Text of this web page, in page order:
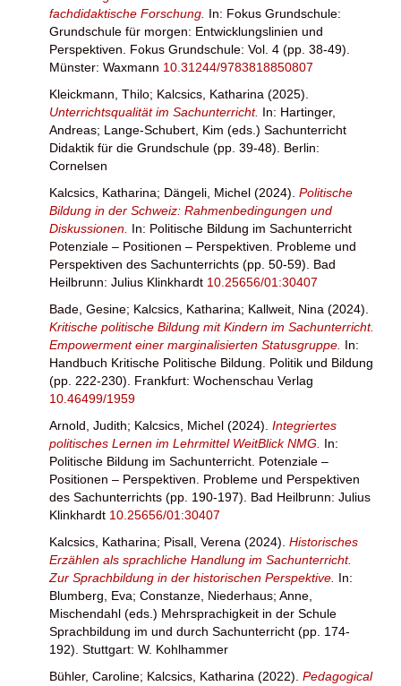
fachdidaktische Forschung. In: Fokus Grundschule:
Grundschule für morgen: Entwicklungslinien und
Perspektiven. Fokus Grundschule: Vol. 4 (pp. 38-49).
Münster: Waxmann 10.31244/9783818850807
Kleickmann, Thilo; Kalcsics, Katharina (2025).
Unterrichtsqualität im Sachunterricht. In: Hartinger,
Andreas; Lange-Schubert, Kim (eds.) Sachunterricht
Didaktik für die Grundschule (pp. 39-48). Berlin:
Cornelsen
Kalcsics, Katharina; Dängeli, Michel (2024). Politische
Bildung in der Schweiz: Rahmenbedingungen und
Diskussionen. In: Politische Bildung im Sachunterricht
Potenziale – Positionen – Perspektiven. Probleme und
Perspektiven des Sachunterrichts (pp. 50-59). Bad
Heilbrunn: Julius Klinkhardt 10.25656/01:30407
Bade, Gesine; Kalcsics, Katharina; Kallweit, Nina (2024).
Kritische politische Bildung mit Kindern im Sachunterricht.
Empowerment einer marginalisierten Statusgruppe. In:
Handbuch Kritische Politische Bildung. Politik und Bildung
(pp. 222-230). Frankfurt: Wochenschau Verlag
10.46499/1959
Arnold, Judith; Kalcsics, Michel (2024). Integriertes
politisches Lernen im Lehrmittel WeitBlick NMG. In:
Politische Bildung im Sachunterricht. Potenziale –
Positionen – Perspektiven. Probleme und Perspektiven
des Sachunterrichts (pp. 190-197). Bad Heilbrunn: Julius
Klinkhardt 10.25656/01:30407
Kalcsics, Katharina; Pisall, Verena (2024). Historisches
Erzählen als sprachliche Handlung im Sachunterricht.
Zur Sprachbildung in der historischen Perspektive. In:
Blumberg, Eva; Constanze, Niederhaus; Anne,
Mischendahl (eds.) Mehrsprachigkeit in der Schule
Sprachbildung im und durch Sachunterricht (pp. 174-
192). Stuttgart: W. Kohlhammer
Bühler, Caroline; Kalcsics, Katharina (2022). Pedagogical